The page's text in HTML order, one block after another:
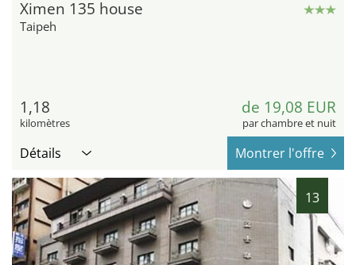
Ximen 135 house
Taipeh
1,18
kilomètres
de 19,08 EUR
par chambre et nuit
Détails Montrer l'offre
13